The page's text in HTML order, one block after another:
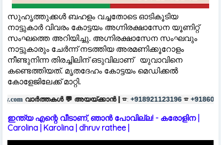
സുഹൃത്തുക്കൾ ബഹളം വച്ചതോടെ ഓടികൂടിയ
നാട്ടുകാർ വിവരം കോട്ടയം അഗ്നിരക്ഷാസേന യൂണിറ്റ്
സംഘത്തെ അറിയിച്ചു. അഗ്നിരക്ഷാസേന സംഘവും
നാട്ടുകാരും ചേർന്ന് നടത്തിയ അരമണിക്കൂറോളം
നീണ്ടുനിന്ന തിരച്ചിലിന് ഒടുവിലാണ് യുവാവിനെ
കണ്ടെത്തിയത്. മൃതദേഹം കോട്ടയം മെഡിക്കൽ
കോളേജിലേക്ക് മാറ്റി.
💬അയയ്ക്കാൻ | ☎: +918921123196 ☎ +918606657037
ഇന്ത്യ എന്റെ വീടാണ്, ഞാൻ പോവില്ല! - കരോളിന |
Carolina | Karolina | dhruv rathee |